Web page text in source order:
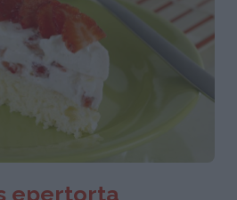
epertorta